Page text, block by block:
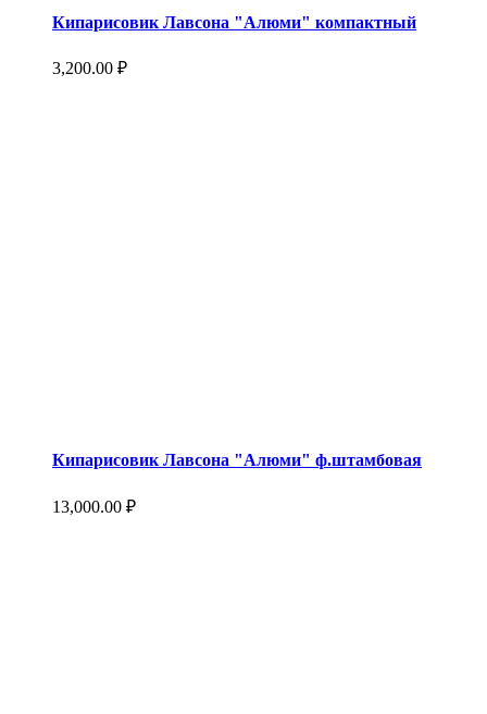
Кипарисовик Лавсона "Алюми" компактный
3,200.00 ₽
Кипарисовик Лавсона "Алюми" ф.штамбовая
13,000.00 ₽